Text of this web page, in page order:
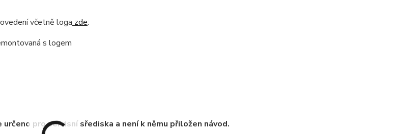
včetně loga zde:
pro servisní sřediska a není k němu přiložen návod.